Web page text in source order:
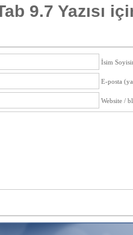
9.7 Yazısı
İsim
E-posta
Website /